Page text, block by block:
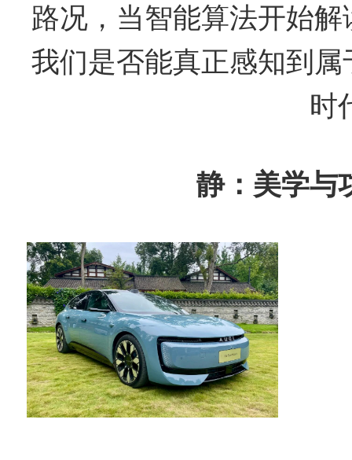
路况，当智能算法开始解
我们是否能真正感知到属
时
静：美学与